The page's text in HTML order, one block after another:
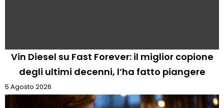
Vin Diesel su Fast Forever: il miglior copione
degli ultimi decenni, l’ha fatto piangere
5 Agosto 2026